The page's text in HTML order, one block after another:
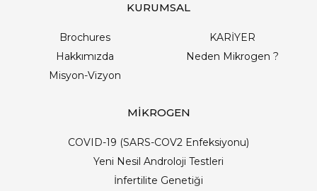
KURUMSAL
Brochures
KARİYER
Hakkımızda
Neden Mikrogen ?
Misyon-Vizyon
MİKROGEN
COVID-19 (SARS-COV2 Enfeksiyonu)
Yeni Nesil Androloji Testleri
İnfertilite Genetiği